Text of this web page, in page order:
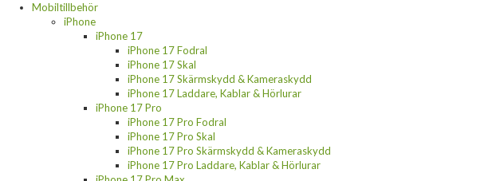
Mobiltillbehör
iPhone
iPhone 17
iPhone 17 Fodral
iPhone 17 Skal
iPhone 17 Skärmskydd & Kameraskydd
iPhone 17 Laddare, Kablar & Hörlurar
iPhone 17 Pro
iPhone 17 Pro Fodral
iPhone 17 Pro Skal
iPhone 17 Pro Skärmskydd & Kameraskydd
iPhone 17 Pro Laddare, Kablar & Hörlurar